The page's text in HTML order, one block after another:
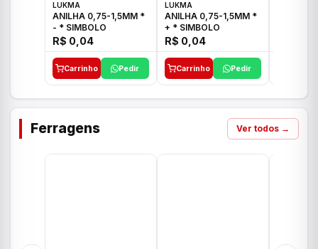
LUKMA
ANILHA 0,75-1,5MM *
- * SIMBOLO
R$ 0,04
Carrinho Pedir
LUKMA
ANILHA 0,75-1,5MM *
+ * SIMBOLO
R$ 0,04
Carrinho Pedir
Ferragens Ver todos →